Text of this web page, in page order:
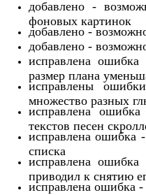
добавлено -
фоновых картинок
добавлено -
добавлено -
исправлена
размер плана
исправлены
множество разных
исправлена
текстов песен
исправлена ошибка
списка
исправлена
приводил к снятию
исправлена ошибка -